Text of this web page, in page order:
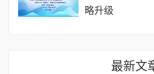
略升级
最新文